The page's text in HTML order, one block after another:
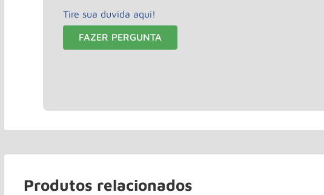
Tire sua duvida aqui!
FAZER PERGUNTA
Produtos relacionados